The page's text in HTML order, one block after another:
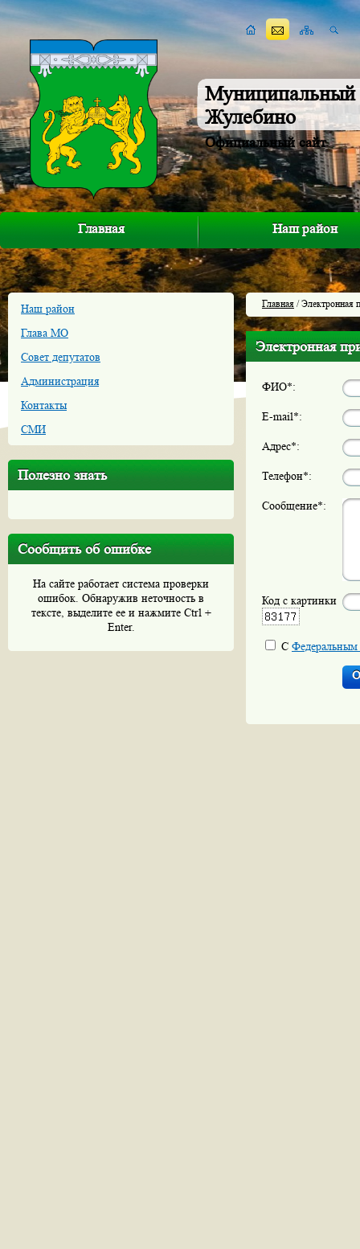
Муниципальный
Жулебино
Официальный сайт
Главная Наш район
Наш район
Глава МО
Совет депутатов
Администрация
Контакты
СМИ
Полезно знать
Сообщить об ошибке
На сайте работает система проверки
ошибок. Обнаружив неточность в
тексте, выделите ее и нажмите Ctrl +
Enter.
Главная / Электронная
Электронная
ФИО*:
E-mail*:
Адрес*:
Телефон*:
Сообщение*:
Код с картинки
С